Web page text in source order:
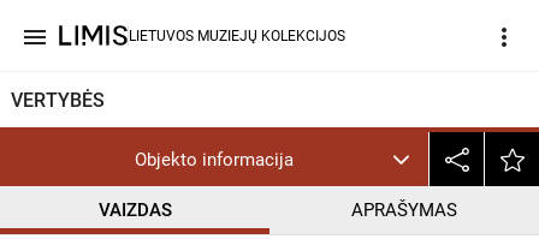
menu LIETUVOS MUZIEJŲ KOLEKCIJOS more_vert
VERTYBĖS
Objekto informacija
VAIZDAS APRAŠYMAS